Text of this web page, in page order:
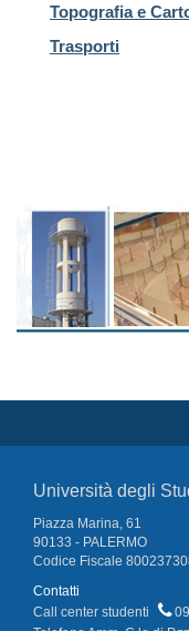
Topografia e
Trasporti
Università degli
Piazza Marina, 61
90133 - PALERMO
Codice Fiscale
Contatti
Call center studenti